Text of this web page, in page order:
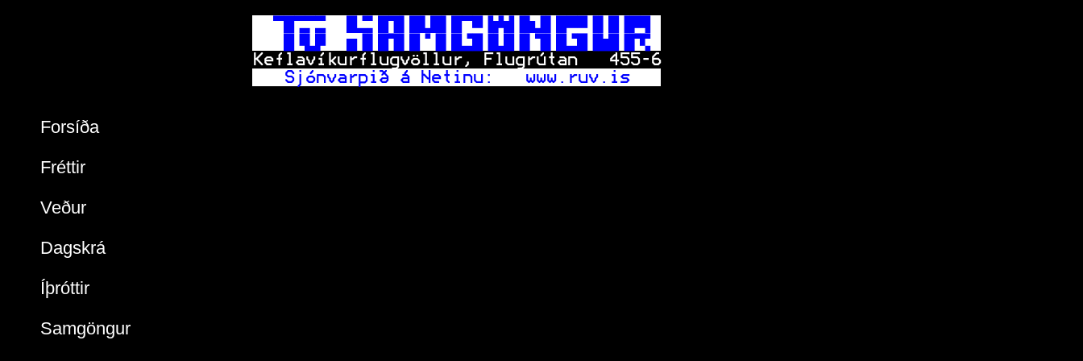
Forsíða
Fréttir
Veður
Dagskrá
Íþróttir
Samgöngur
  
    
Keflavíkurflugvöllur, Flugrútan 455-6
Sjónvarpið á Netinu:   www.ruv.is